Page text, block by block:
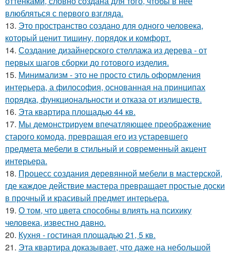
влюбляться с первого взгляда.
13. Это пространство создано для одного человека,
который ценит тишину, порядок и комфорт.
14. Создание дизайнерского стеллажа из дерева - от
первых шагов сборки до готового изделия.
15. Минимализм - это не просто стиль оформления
интерьера, а философия, основанная на принципах
порядка, функциональности и отказа от излишеств.
16. Эта квартира площадью 44 кв.
17. Мы демонстрируем впечатляющее преображение
старого комода, превращая его из устаревшего
предмета мебели в стильный и современный акцент
интерьера.
18. Процесс создания деревянной мебели в мастерской,
где каждое действие мастера превращает простые доски
в прочный и красивый предмет интерьера.
19. О том, что цвета способны влиять на психику
человека, известно давно.
20. Кухня - гостиная площадью 21, 5 кв.
21. Эта квартира доказывает, что даже на небольшой